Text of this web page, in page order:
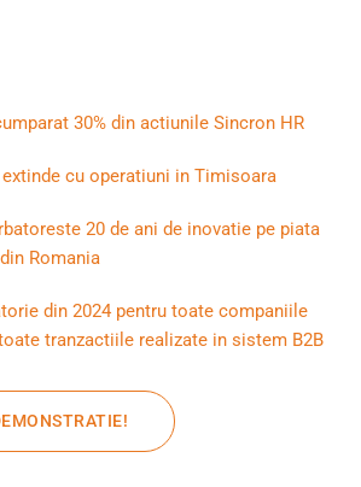
30% din actiunile Sincron HR
cu operatiuni in Timisoara
20 de ani de inovatie pe piata
Romania
din 2024 pentru toate companiile
tranzactiile realizate in sistem B2B